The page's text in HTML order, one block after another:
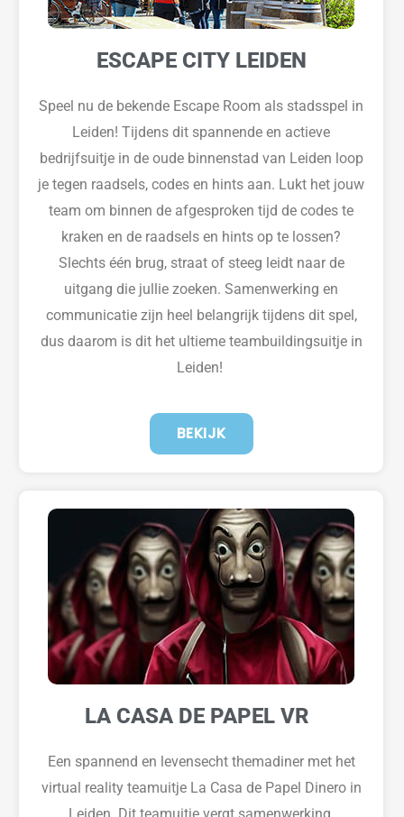
ESCAPE CITY LEIDEN
Speel nu de bekende Escape Room als stadsspel in
Leiden! Tijdens dit spannende en actieve
bedrijfsuitje in de oude binnenstad van Leiden loop
je tegen raadsels, codes en hints aan. Lukt het jouw
team om binnen de afgesproken tijd de codes te
kraken en de raadsels en hints op te lossen?
Slechts één brug, straat of steeg leidt naar de
uitgang die jullie zoeken. Samenwerking en
communicatie zijn heel belangrijk tijdens dit spel,
dus daarom is dit het ultieme teambuildingsuitjein
Leiden!
BEKIJK
LA CASA DE PAPEL VR
Een spannend en levensecht themadiner met het
virtual realityteamuitje La Casa de Papel Dinero in